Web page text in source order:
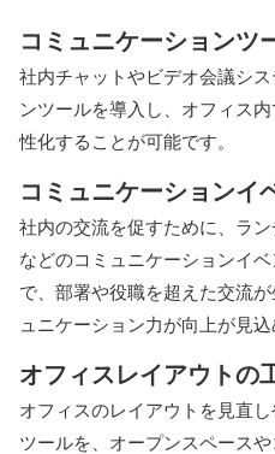
コミュニケーションツ
社内チャットやビデオ会議シ
ンツールを導入し、オフィス
性化することが可能です。
コミュニケーションイ
社内の交流を促すために、ラ
などのコミュニケーションイ
で、部署や役職を超えた交流
ュニケーション力が向上が見込
オフィスレイアウトの
オフィスのレイアウトを見直
ツールを、オープンスペース